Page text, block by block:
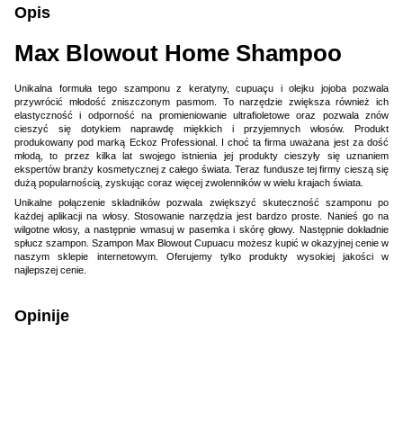
Opis
Max Blowout Home Shampoo
Unikalna formuła tego szamponu z keratyny, cupuaçu i olejku jojoba pozwala
przywrócić młodość zniszczonym pasmom. To narzędzie zwiększa również ich
elastyczność i odporność na promieniowanie ultrafioletowe oraz pozwala znów
cieszyć się dotykiem naprawdę miękkich i przyjemnych włosów. Produkt
produkowany pod marką Eckoz Professional. I choć ta firma uważana jest za dość
młodą, to przez kilka lat swojego istnienia jej produkty cieszyły się uznaniem
ekspertów branży kosmetycznej z całego świata. Teraz fundusze tej firmy cieszą się
dużą popularnością, zyskując coraz więcej zwolenników w wielu krajach świata.
Unikalne połączenie składników pozwala zwiększyć skuteczność szamponu po
każdej aplikacji na włosy. Stosowanie narzędzia jest bardzo proste. Nanieś go na
wilgotne włosy, a następnie wmasuj w pasemka i skórę głowy. Następnie dokładnie
spłucz szampon. Szampon Max Blowout Cupuacu możesz kupić w okazyjnej cenie w
naszym sklepie internetowym. Oferujemy tylko produkty wysokiej jakości w
najlepszej cenie.
Opinije